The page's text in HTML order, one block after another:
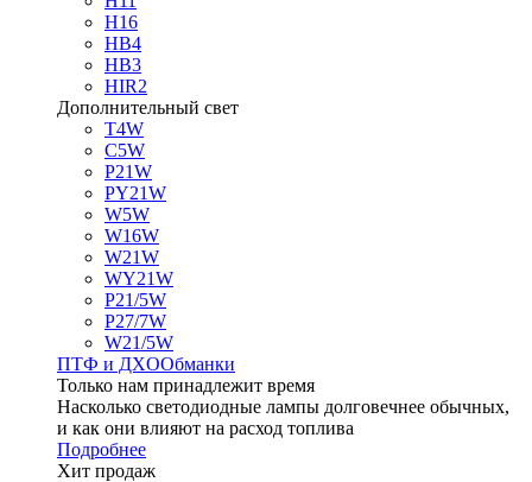
H16
HB4
HB3
HIR2
Дополнительный свет
T4W
C5W
P21W
PY21W
W5W
W16W
W21W
WY21W
P21/5W
P27/7W
W21/5W
ПТФ и ДXООбманки
Только нам принадлежит время
Насколько светодиодные лампы долговечнее обычных,
и как они влияют на расход топлива
Подробнее
Хит продаж